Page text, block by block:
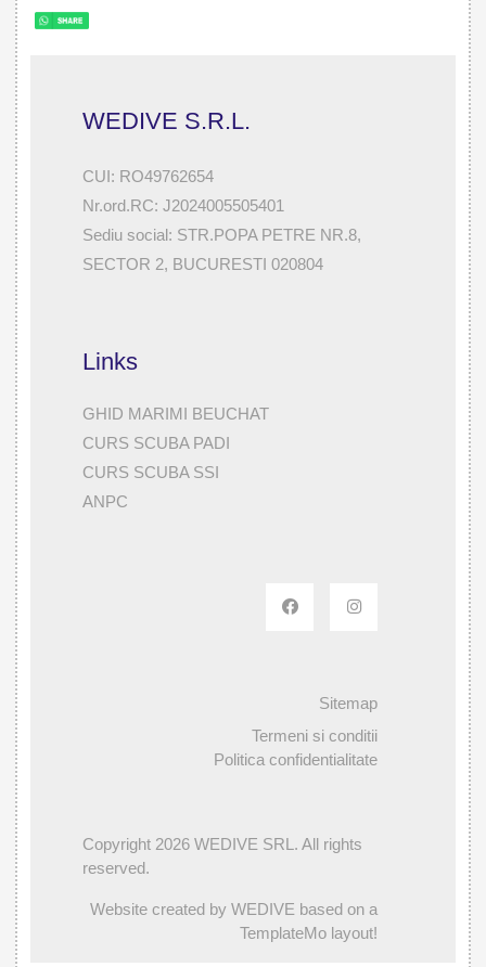
WEDIVE S.R.L.
CUI: RO49762654
Nr.ord.RC: J2024005505401
Sediu social: STR.POPA PETRE NR.8,
SECTOR 2, BUCURESTI 020804
Links
GHID MARIMI BEUCHAT
CURS SCUBA PADI
CURS SCUBA SSI
ANPC
Sitemap
Termeni si conditii
Politica confidentialitate
Copyright 2026 WEDIVE SRL. All rights
reserved.
Website created by WEDIVE based on a
TemplateMo layout!